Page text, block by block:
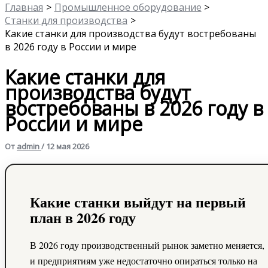
Главная
Промышленное оборудование
Станки для производства
Какие станки для производства будут востребованы
в 2026 году в России и мире
Какие станки для
производства будут
востребованы в 2026 году в
России и мире
От admin/ 12 мая 2026
Какие станки выйдут на первый
план в 2026 году
В 2026 году производственный рынок заметно меняется,
и предприятиям уже недостаточно опираться только на